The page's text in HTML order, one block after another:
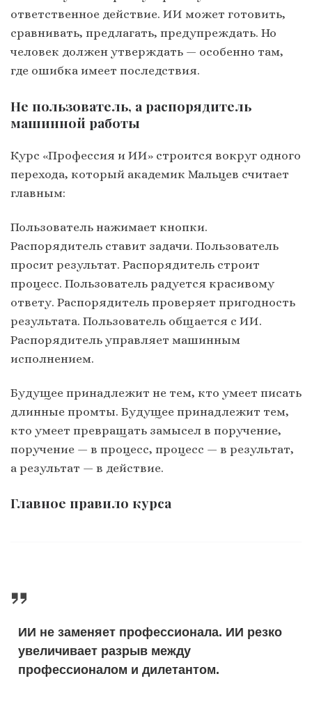
ответственное действие. ИИ может готовить,
сравнивать, предлагать, предупреждать. Но
человек должен утверждать — особенно там,
где ошибка имеет последствия.
Не пользователь, а распорядитель
машинной работы
Курс «Профессия и ИИ» строится вокруг одного
перехода, который академик Мальцев считает
главным:
Пользователь нажимает кнопки.
Распорядитель ставит задачи. Пользователь
просит результат. Распорядитель строит
процесс. Пользователь радуется красивому
ответу. Распорядитель проверяет пригодность
результата. Пользователь общается с ИИ.
Распорядитель управляет машинным
исполнением.
Будущее принадлежит не тем, кто умеет писать
длинные промты. Будущее принадлежит тем,
кто умеет превращать замысел в поручение,
поручение — в процесс, процесс — в результат,
а результат — в действие.
Главное правило курса
ИИ не заменяет профессионала. ИИ резко
увеличивает разрыв между
профессионалом и дилетантом.